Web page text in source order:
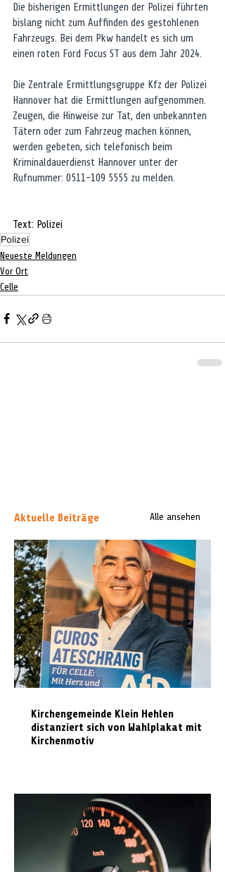
Die bisherigen Ermittlungen der Polizei führten
bislang nicht zum Auffinden des gestohlenen
Fahrzeugs. Bei dem Pkw handelt es sich um
einen roten Ford Focus ST aus dem Jahr 2024.
Die Zentrale Ermittlungsgruppe Kfz der Polizei
Hannover hat die Ermittlungen aufgenommen.
Zeugen, die Hinweise zur Tat, den unbekannten
Tätern oder zum Fahrzeug machen können,
werden gebeten, sich telefonisch beim
Kriminaldauerdienst Hannover unter der
Rufnummer: 0511-109 5555 zu melden.
Text: Polizei
Polizei
Neueste Meldungen
Vor Ort
Celle
Aktuelle Beiträge Alle ansehen
Kirchengemeinde Klein Hehlen
distanziert sich von Wahlplakat mit
Kirchenmotiv